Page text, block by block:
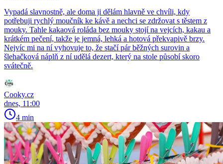
Vypadá slavnostně, ale doma ji dělám hlavně ve chvíli, kdy
potřebuji rychlý moučník ke kávě a nechci se zdržovat s těstem z
mouky. Tahle kakaová roláda bez mouky stojí na vejcích, kakau a
krátkém pečení, takže je jemná, lehká a hotová překvapivě brzy.
Nejvíc mi na ní vyhovuje to, že stačí pár běžných surovin a
šlehačková náplň z ní udělá dezert, který na stole působí skoro
svátečně.
Cooky.cz
dnes, 11:00
4 min